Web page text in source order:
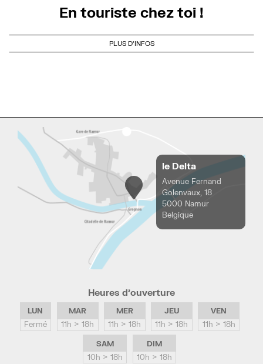
En touriste chez toi !
PLUS D'INFOS
le Delta
Avenue Fernand
Golenvaux, 18
5000 Namur
Belgique
Heures d’ouverture
LUN
Fermé
MAR
11h > 18h
MER
11h > 18h
JEU
11h > 18h
VEN
11h > 18h
SAM
10h > 18h
DIM
10h > 18h